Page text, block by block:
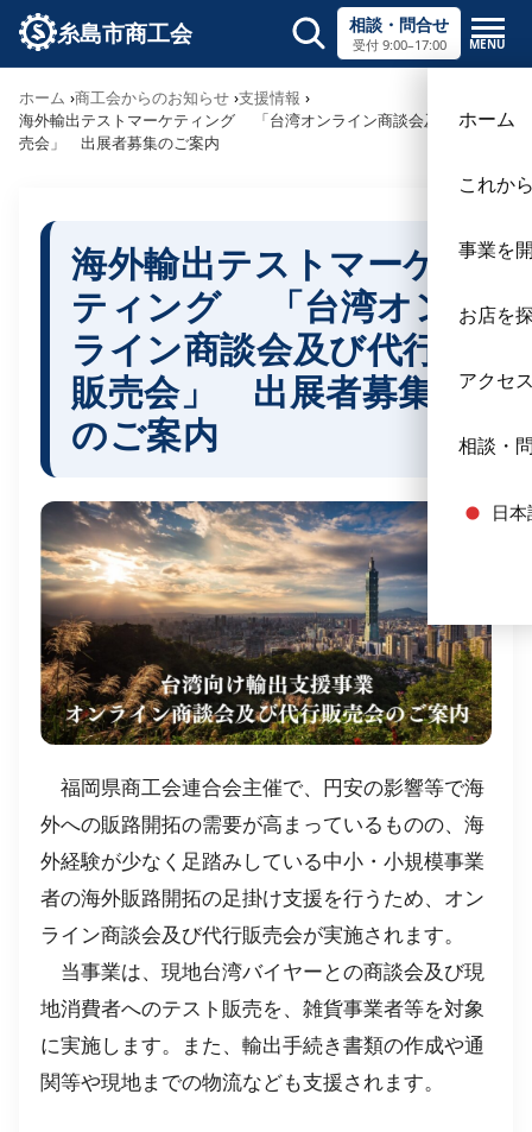
糸島市商工会 相談・問合せ
受付 9:00–17:00 MENU
サイト内検索
ホーム
これか
事業を
お店を
アクセ
相談・
日
ホーム 商工会からのお知らせ 支援情報
海外輸出テストマーケティング 「台湾オンライン商談会及び代行販
売会」 出展者募集のご案内
海外輸出テストマーケ
ティング 「台湾オン
ライン商談会及び代行
販売会」 出展者募集
のご案内
福岡県商工会連合会主催で、円安の影響等で海
外への販路開拓の需要が高まっているものの、海
外経験が少なく足踏みしている中小・小規模事業
者の海外販路開拓の足掛け支援を行うため、オン
ライン商談会及び代行販売会が実施されます。
当事業は、現地台湾バイヤーとの商談会及び現
地消費者へのテスト販売を、雑貨事業者等を対象
に実施します。また、輸出手続き書類の作成や通
関等や現地までの物流なども支援されます。